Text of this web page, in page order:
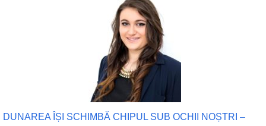
DUNAREA ÎȘI SCHIMBĂ CHIPUL SUB OCHII NOȘTRI –